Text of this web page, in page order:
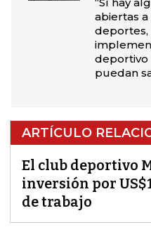
abiertas
deportes,
deportivo
puedan
ARTÍCULO
El club deportivo
inversión por
de trabajo